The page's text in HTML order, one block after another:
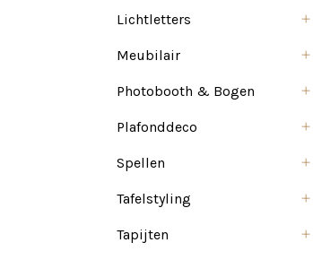
Lichtletters
Meubilair
Photobooth & Bogen
Plafonddeco
Spellen
Tafelstyling
Tapijten